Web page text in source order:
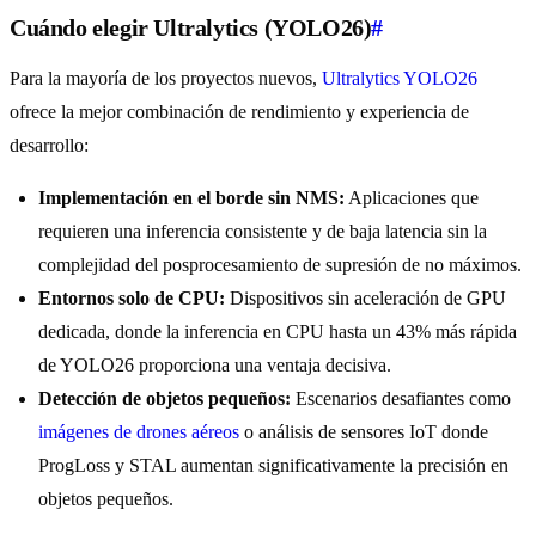
Cuándo elegir Ultralytics (YOLO26)#
Para la mayoría de los proyectos nuevos, Ultralytics YOLO26
ofrece la mejor combinación de rendimiento y experiencia de
desarrollo:
Implementación en el borde sin NMS: Aplicaciones que
requieren una inferencia consistente y de baja latencia sin la
complejidad del posprocesamiento de supresión de no máximos.
Entornos solo de CPU: Dispositivos sin aceleración de GPU
dedicada, donde la inferencia en CPU hasta un 43% más rápida
de YOLO26 proporciona una ventaja decisiva.
Detección de objetos pequeños: Escenarios desafiantes como
imágenes de drones aéreos o análisis de sensores IoT donde
ProgLoss y STAL aumentan significativamente la precisión en
objetos pequeños.